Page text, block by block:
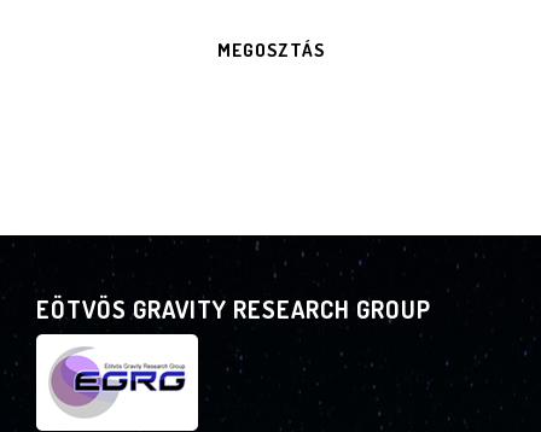
MEGOSZTÁS
EÖTVÖS GRAVITY RESEARCH GROUP